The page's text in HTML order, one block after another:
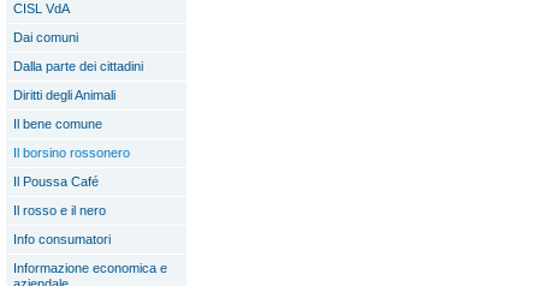
CISL VdA
Dai comuni
Dalla parte dei cittadini
Diritti degli Animali
Il bene comune
Il borsino rossonero
Il Poussa Café
Il rosso e il nero
Info consumatori
Informazione economica e